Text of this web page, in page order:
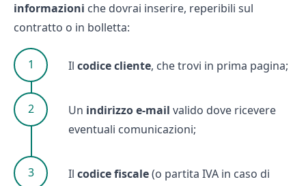
informazioni che dovrai inserire, reperibili sul
contratto o in bolletta:
Il codice cliente, che trovi in prima pagina;
Un indirizzo e-mail valido dove ricevere
eventuali comunicazioni;
Il codice fiscale(o partita IVA in caso di